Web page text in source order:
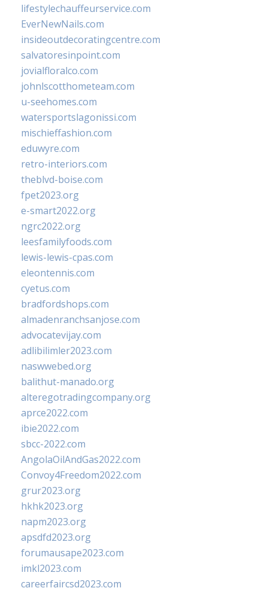
lifestylechauffeurservice.com
EverNewNails.com
insideoutdecoratingcentre.com
salvatoresinpoint.com
jovialfloralco.com
johnlscotthometeam.com
u-seehomes.com
watersportslagonissi.com
mischieffashion.com
eduwyre.com
retro-interiors.com
theblvd-boise.com
fpet2023.org
e-smart2022.org
ngrc2022.org
leesfamilyfoods.com
lewis-lewis-cpas.com
eleontennis.com
cyetus.com
bradfordshops.com
almadenranchsanjose.com
advocatevijay.com
adlibilimler2023.com
naswwebed.org
balithut-manado.org
alteregotradingcompany.org
aprce2022.com
ibie2022.com
sbcc-2022.com
AngolaOilAndGas2022.com
Convoy4Freedom2022.com
grur2023.org
hkhk2023.org
napm2023.org
apsdfd2023.org
forumausape2023.com
imkl2023.com
careerfaircsd2023.com